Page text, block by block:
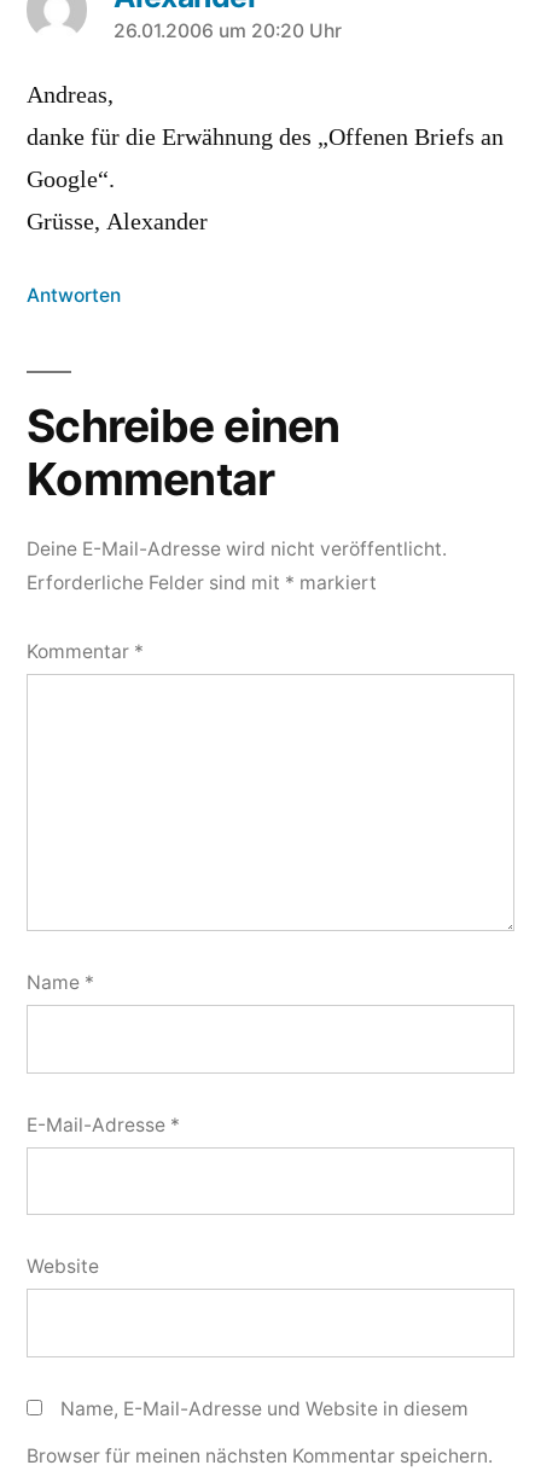
sagt:
26.01.2006 um 20:20 Uhr
Andreas,
danke für die Erwähnung des „Offenen Briefs an
Google“.
Grüsse, Alexander
Antworten
Schreibe einen
Kommentar
Deine E-Mail-Adresse wird nicht veröffentlicht.
Erforderliche Felder sind mit * markiert
Kommentar *
Name *
E-Mail-Adresse *
Website
Name, E-Mail-Adresse und Website in diesem
Browser für meinen nächsten Kommentar speichern.